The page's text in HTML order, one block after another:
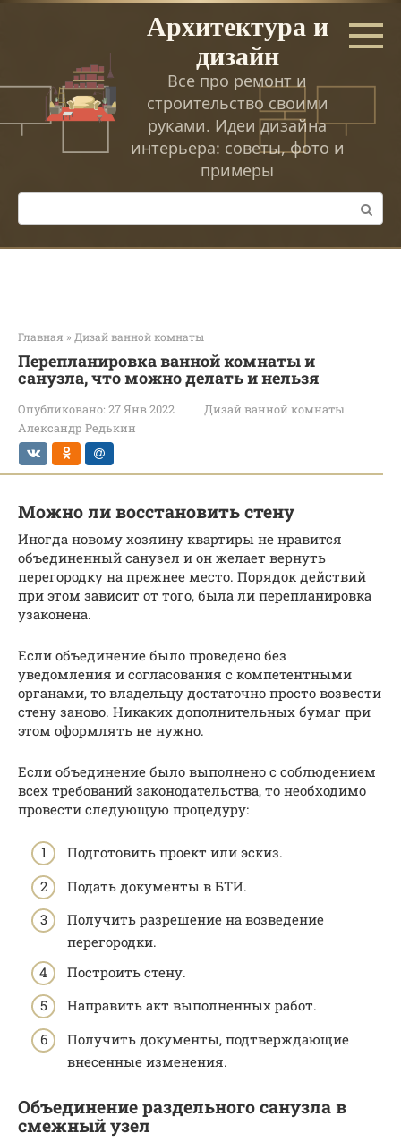
Перейти
Архитектура и
дизайн
Все про ремонт и
строительство своими
руками. Идеи дизайна
интерьера: советы, фото и
примеры
Поиск:
Главная » Дизай ванной комнаты
Перепланировка ванной комнаты и
санузла, что можно делать и нельзя
Опубликовано: 27 Янв 2022
Дизай ванной комнаты
Александр Редькин
Можно ли восстановить стену
Иногда новому хозяину квартиры не нравится
объединенный санузел и он желает вернуть
перегородку на прежнее место. Порядок действий
при этом зависит от того, была ли перепланировка
узаконена.
Если объединение было проведено без
уведомления и согласования с компетентными
органами, то владельцу достаточно просто возвести
стену заново. Никаких дополнительных бумаг при
этом оформлять не нужно.
Если объединение было выполнено с соблюдением
всех требований законодательства, то необходимо
провести следующую процедуру:
Подготовить проект или эскиз.
Подать документы в БТИ.
Получить разрешение на возведение
перегородки.
Построить стену.
Направить акт выполненных работ.
Получить документы, подтверждающие
внесенные изменения.
Объединение раздельного санузла в
смежный узел